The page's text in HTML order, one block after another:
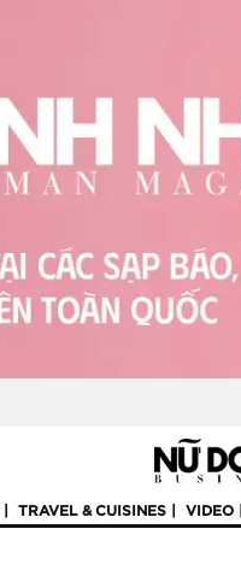
TRAVEL & CUISINES VIDEO